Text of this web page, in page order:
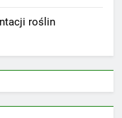
roślin